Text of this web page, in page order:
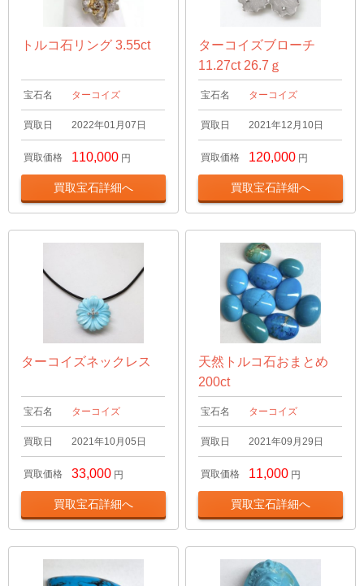
トルコ石リング 3.55ct
宝石名 ターコイズ
買取日 2022年01月07日
買取価格 110,000 円
買取宝石詳細へ
ターコイズブローチ
11.27ct 26.7ｇ
宝石名 ターコイズ
買取日 2021年12月10日
買取価格 120,000 円
買取宝石詳細へ
ターコイズネックレス
宝石名 ターコイズ
買取日 2021年10月05日
買取価格 33,000 円
買取宝石詳細へ
天然トルコ石おまとめ
200ct
宝石名 ターコイズ
買取日 2021年09月29日
買取価格 11,000 円
買取宝石詳細へ